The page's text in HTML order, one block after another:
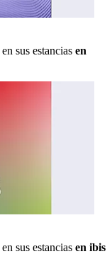
en sus estancias en
en sus estancias en ibis